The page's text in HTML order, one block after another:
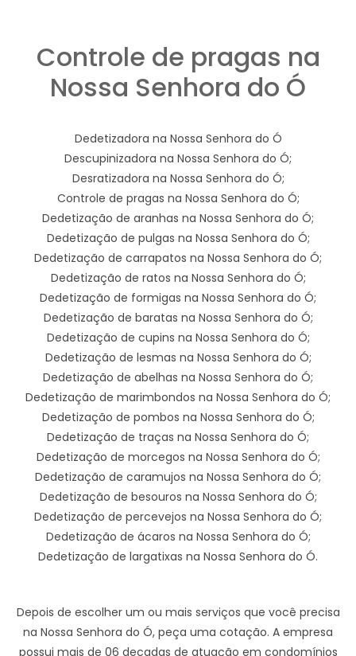
Controle de pragas na
Nossa Senhora do Ó
Dedetizadora na Nossa Senhora do Ó
Descupinizadora na Nossa Senhora do Ó;
Desratizadora na Nossa Senhora do Ó;
Controle de pragas na Nossa Senhora do Ó;
Dedetização de aranhas na Nossa Senhora do Ó;
Dedetização de pulgas na Nossa Senhora do Ó;
Dedetização de carrapatos na Nossa Senhora do Ó;
Dedetização de ratos na Nossa Senhora do Ó;
Dedetização de formigas na Nossa Senhora do Ó;
Dedetização de baratas na Nossa Senhora do Ó;
Dedetização de cupins na Nossa Senhora do Ó;
Dedetização de lesmas na Nossa Senhora do Ó;
Dedetização de abelhas na Nossa Senhora do Ó;
Dedetização de marimbondos na Nossa Senhora do Ó;
Dedetização de pombos na Nossa Senhora do Ó;
Dedetização de traças na Nossa Senhora do Ó;
Dedetização de morcegos na Nossa Senhora do Ó;
Dedetização de caramujos na Nossa Senhora do Ó;
Dedetização de besouros na Nossa Senhora do Ó;
Dedetização de percevejos na Nossa Senhora do Ó;
Dedetização de ácaros na Nossa Senhora do Ó;
Dedetização de largatixas na Nossa Senhora do Ó.
Depois de escolher um ou mais serviços que você precisa
na Nossa Senhora do Ó, peça uma cotação. A empresa
possui mais de 06 decadas de atuação em condomínios